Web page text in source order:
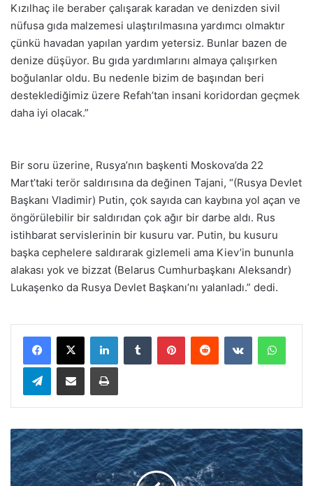
Kızılhaç ile beraber çalışarak karadan ve denizden sivil
nüfusa gıda malzemesi ulaştırılmasına yardımcı olmaktır
çünkü havadan yapılan yardım yetersiz. Bunlar bazen de
denize düşüyor. Bu gıda yardımlarını almaya çalışırken
boğulanlar oldu. Bu nedenle bizim de başından beri
desteklediğimiz üzere Refah’tan insani koridordan geçmek
daha iyi olacak.”
Bir soru üzerine, Rusya’nın başkenti Moskova’da 22
Mart’taki terör saldırısına da değinen Tajani, “(Rusya Devlet
Başkanı Vladimir) Putin, çok sayıda can kaybına yol açan ve
öngörülebilir bir saldırıdan çok ağır bir darbe aldı. Rus
istihbarat servislerinin bir kusuru var. Putin, bu kusuru
başka cephelere saldırarak gizlemeli ama Kiev’in bununla
alakası yok ve bizzat (Belarus Cumhurbaşkanı Aleksandr)
Lukaşenko da Rusya Devlet Başkanı’nı yalanladı.” dedi.
Telegram
Y
e
n
i